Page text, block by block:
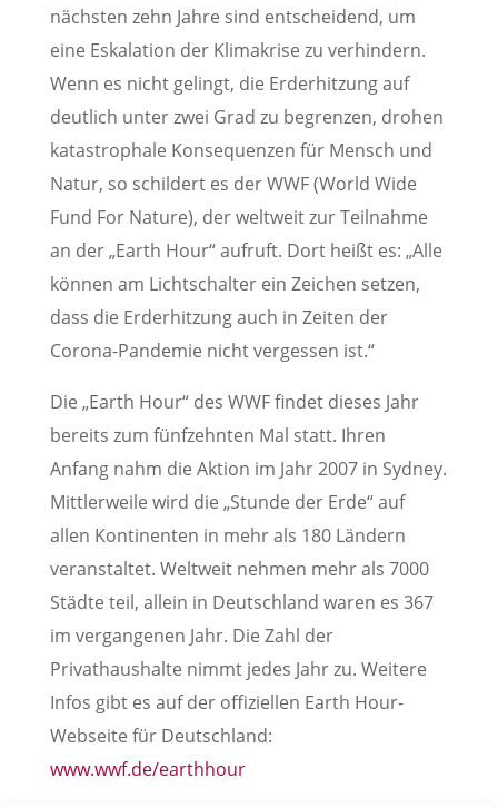
nächsten zehn Jahre sind entscheidend, um
eine Eskalation der Klimakrise zu verhindern.
Wenn es nicht gelingt, die Erderhitzung auf
deutlich unter zwei Grad zu begrenzen, drohen
katastrophale Konsequenzen für Mensch und
Natur, so schildert es der WWF (World Wide
Fund For Nature), der weltweit zur Teilnahme
an der „Earth Hour“ aufruft. Dort heißt es: „Alle
können am Lichtschalter ein Zeichen setzen,
dass die Erderhitzung auch in Zeiten der
Corona-Pandemie nicht vergessen ist.“
Die „Earth Hour“ des WWF findet dieses Jahr
bereits zum fünfzehnten Mal statt. Ihren
Anfang nahm die Aktion im Jahr 2007 in Sydney.
Mittlerweile wird die „Stunde der Erde“ auf
allen Kontinenten in mehr als 180 Ländern
veranstaltet. Weltweit nehmen mehr als 7000
Städte teil, allein in Deutschland waren es 367
im vergangenen Jahr. Die Zahl der
Privathaushalte nimmt jedes Jahr zu. Weitere
Infos gibt es auf der offiziellen Earth Hour-
Webseite für Deutschland:
www.wwf.de/earthhour